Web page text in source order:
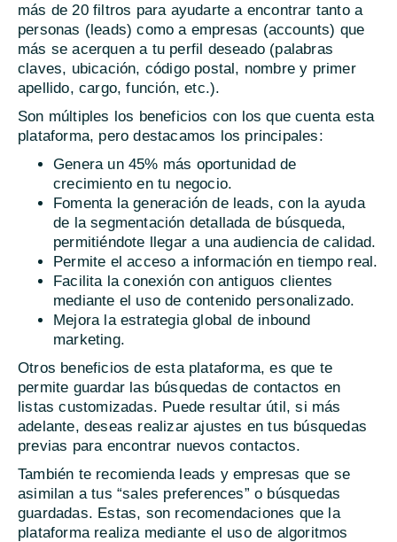
más de 20 filtros para ayudarte a encontrar tanto a
personas (leads) como a empresas (accounts) que
más se acerquen a tu perfil deseado (palabras
claves, ubicación, código postal, nombre y primer
apellido, cargo, función, etc.).
Son múltiples los beneficios con los que cuenta esta
plataforma, pero destacamos los principales:
Genera un 45% más oportunidad de
crecimiento en tu negocio.
Fomenta la generación de leads, con la ayuda
de la segmentación detallada de búsqueda,
permitiéndote llegar a una audiencia de calidad.
Permite el acceso a información en tiempo real.
Facilita la conexión con antiguos clientes
mediante el uso de contenido personalizado.
Mejora la estrategia global de inbound
marketing.
Otros beneficios de esta plataforma, es que te
permite guardar las búsquedas de contactos en
listas customizadas. Puede resultar útil, si más
adelante, deseas realizar ajustes en tus búsquedas
previas para encontrar nuevos contactos.
También te recomienda leads y empresas que se
asimilan a tus “sales preferences” o búsquedas
guardadas. Estas, son recomendaciones que la
plataforma realiza mediante el uso de algoritmos